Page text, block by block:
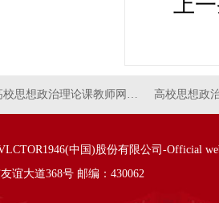
上
校思想政治理论课教师网… 高校思想政
中国)股份有限公司-Official
谊大道368号 邮编：430062